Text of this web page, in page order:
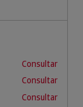
Consultar
Consultar
Consultar